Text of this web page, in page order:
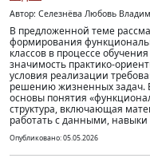
Автор: Селезнёва Любовь
В предложенной теме
формирования
классов в процессе
значимость практико-
условия реализации
решению жизненных задач.
основы понятия
структура, включающая
работать с данными, навыки
Опубликовано: 05.05.2026